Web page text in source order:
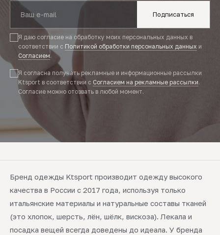
Подписаться
Я даю согласие на обработку моих персональных данных в
соответствии с Политикой обработки персональных данных и
Согласием.
Я согласна получать рекламные и информационные рассылки
Ktsport в соответствии с Согласием на рекламные рассылки.
Согласие можно отозвать в любой момент.
Бренд одежды Ktsport производит одежду высокого
качества в России с 2017 года, используя только
итальянские материалы и натуральные составы тканей
(это хлопок, шерсть, лён, шёлк, вискоза). Лекала и
посадка вещей всегда доведены до идеала. У бренда